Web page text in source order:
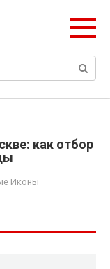
как отбор
Иконы